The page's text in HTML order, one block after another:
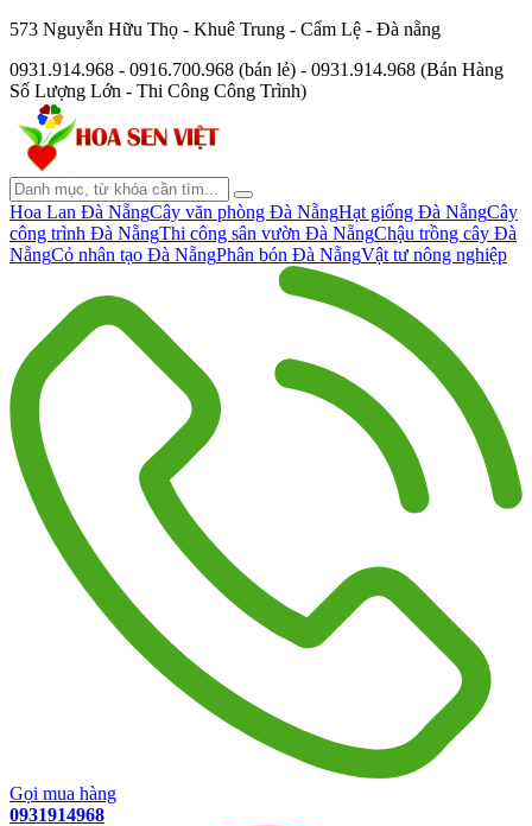
573 Nguyễn Hữu Thọ - Khuê Trung - Cẩm Lệ - Đà nẵng
0931.914.968 - 0916.700.968 (bán lẻ) - 0931.914.968 (Bán Hàng
Số Lượng Lớn - Thi Công Công Trình)
Hoa Lan Đà NẵngCây văn phòng Đà NẵngHạt giống Đà NẵngCây
công trình Đà NẵngThi công sân vườn Đà NẵngChậu trồng cây Đà
NẵngCỏ nhân tạo Đà NẵngPhân bón Đà NẵngVật tư nông nghiệp
Gọi mua hàng
0931914968